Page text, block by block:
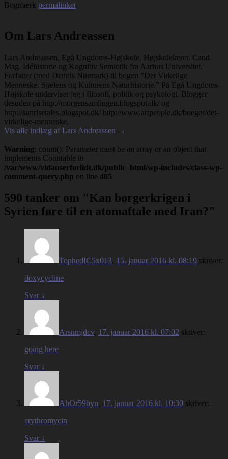
Bogmærk permalinket.
Om Lars Andreassen
Lars Andreassen, Egå Ungdoms-Højskole. Højskolelærer. Cand.
Mag. Idéhistorie og Kognitiv Semiotik fra Aarhus Universitet.
Forfatter (med Dennis Nørmark) til bogen ”Det Virkelige
Menneske. Sjælens og Kulturens Naturhistorie.” På Egå Ungdoms-
Højskole underviser jeg i filosofi, politik og psykologi. Blogger
desuden på http://morgensamlingen.blogspot.dk/ og
http://sunrisetales.blogspot.dk/ http://www.artpeople.dk/boeger/det-
virkelige-menneske,
Vis alle indlæg af Lars Andreassen →
Warning: count(): Parameter must be an array or an object that
implements Countable in
/var/www/vidanserforlidt.dk/public_html/wp-includes/class-wp-
comment-query.php on line 405
590 tanker om "Kan borgerkrigen i
Syrien føre til en atomaftale med Iran?"
TophedIC5x013, 15. januar 2016 kl. 08:19 skriver:
doxycycline
Svar ↓
Arsnmjdcv, 17. januar 2016 kl. 07:02 skriver:
going here
Svar ↓
AhOr59byn, 17. januar 2016 kl. 10:30 skriver:
erythromycin
Svar ↓